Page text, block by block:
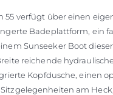
55 verfügt über einen
Badeplattform, ein
Sunseeker Boot
reichende
Kopfdusche, einen
am